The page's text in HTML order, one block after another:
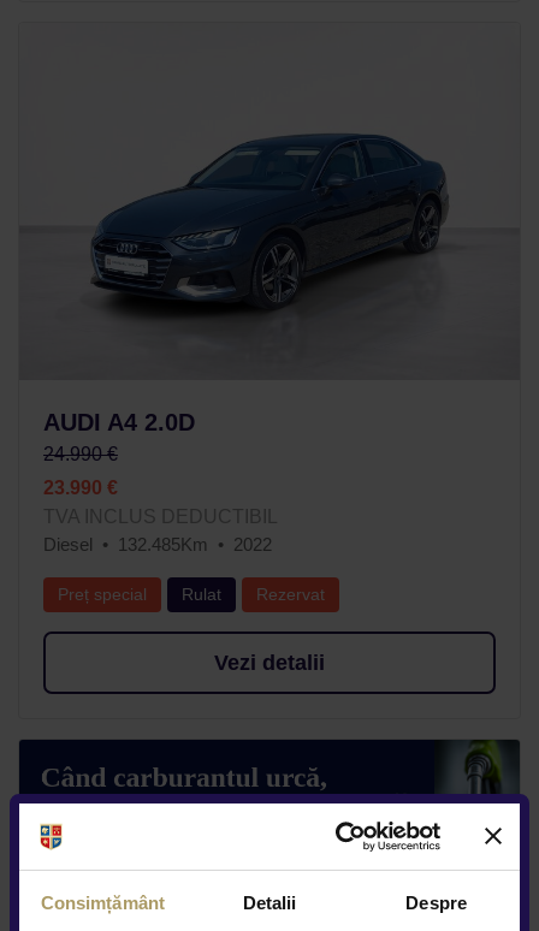
Consimțământ Detalii Despre
AUDI A4 2.0D
24.990 €
23.990 €
TVA INCLUS DEDUCTIBIL
Diesel
132.485Km 2022
Preț special Rulat Rezervat
Vezi detalii